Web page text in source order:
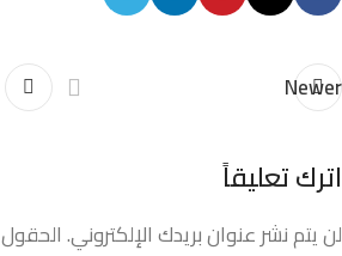
Newer
اترك تعليقاً
لن يتم نشر عنوان بريدك الإلكتروني.الحقول